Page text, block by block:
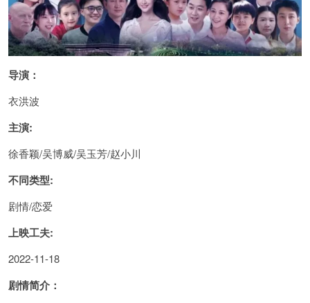
导演：
衣洪波
主演:
徐香颖/吴博威/吴玉芳/赵小川
不同类型:
剧情/恋爱
上映工夫:
2022-11-18
剧情简介：